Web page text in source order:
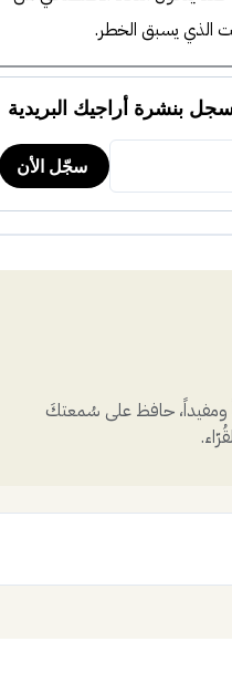
الذي يسبق الخطر.
حافظ على سُمعتكَ